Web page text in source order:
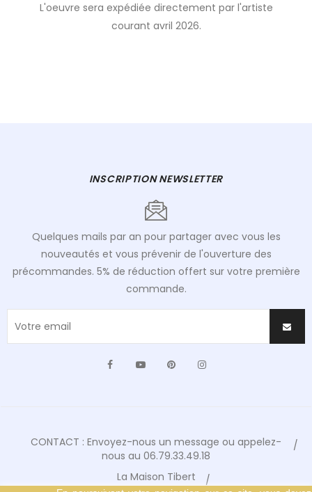
L'oeuvre sera expédiée directement par l'artiste
courant avril 2026.
INSCRIPTION NEWSLETTER
Quelques mails par an pour partager avec vous les
nouveautés et vous prévenir de l'ouverture des
précommandes. 5% de réduction offert sur votre première
commande.
FacebookYouTubePinterest
CONTACT : Envoyez-nous un message ou appelez-
nous au 06.79.33.49.18
La Maison Tibert